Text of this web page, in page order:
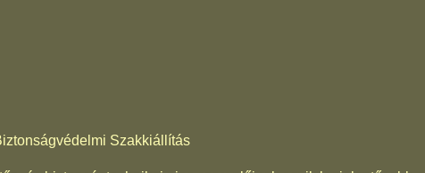
Szakkiállítás